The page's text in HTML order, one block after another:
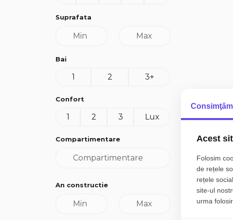
Suprafata
Bai
1 2 3+
Confort
1 2 3 Lux
Compartimentare
An constructie
Acest
Folosim
de rețele
rețele
site-ul
urma